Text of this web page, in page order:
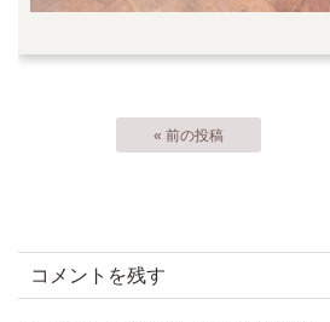
« 前の投稿
コメントを残す